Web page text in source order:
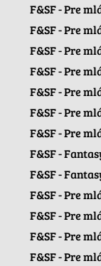
F&SF - Pre
F&SF - Pre
F&SF - Pre
F&SF - Pre
F&SF - Pre
F&SF - Pre
F&SF - Pre
F&SF -
F&SF -
F&SF - Pre
F&SF - Pre
F&SF - Pre
F&SF - Pre